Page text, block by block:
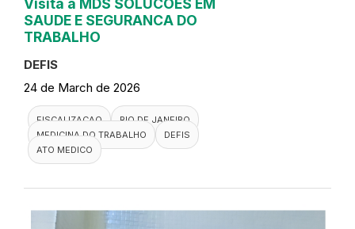
Visita a MDS SOLUCOES EM
SAUDE E SEGURANCA DO
TRABALHO
DEFIS
24 de March de 2026
FISCALIZACAO
RIO DE JANEIRO
MEDICINA DO TRABALHO
DEFIS
ATO MEDICO